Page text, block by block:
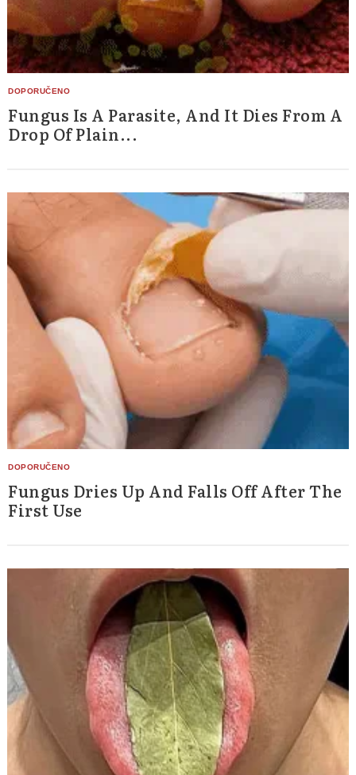
Fungus Is A Parasite, And It Dies From A
Drop Of Plain...
Fungus Dries Up And Falls Off After The
First Use